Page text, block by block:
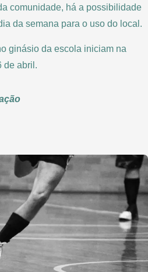
comunidade, há a possibilidade
da semana para o uso do local.
ginásio da escola iniciam na
de abril.